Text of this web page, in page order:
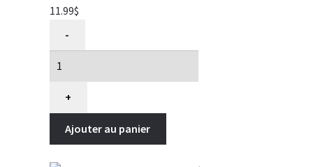
11.99$
Jouet
chat.
Zippyclaws
Papillon
-
+
Ajouter au panier